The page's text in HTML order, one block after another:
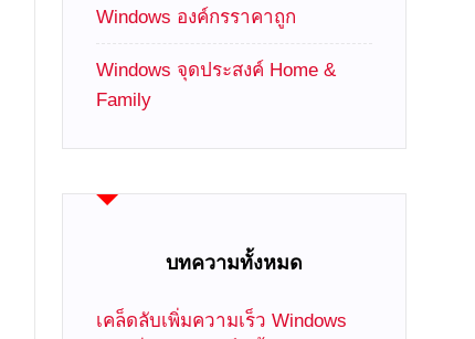
Windows องค์กรราคาถูก
Windows จุดประสงค์ Home &
Family
บทความทั้งหมด
เคล็ดลับเพิ่มความเร็ว Windows